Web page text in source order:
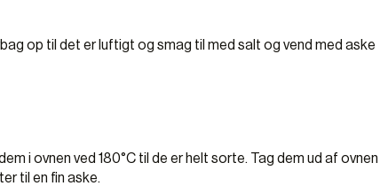
op til det er luftigt og smag til med salt og vend med aske
i ovnen ved 180°C til de er helt sorte. Tag dem ud af ovnen
til en fin aske.